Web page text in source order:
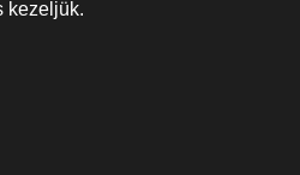
kezeljük.